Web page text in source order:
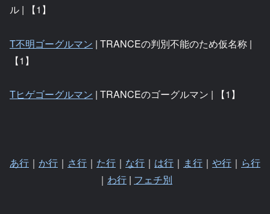
ル | 【1】
T不明ゴーグルマン | TRANCEの判別不能のため仮名称 |
【1】
Tヒゲゴーグルマン | TRANCEのゴーグルマン | 【1】
あ行 ｜ か行 ｜ さ行 ｜ た行 ｜ な行 ｜ は行 ｜ ま行 ｜ や行 ｜ ら行
｜ わ行 | フェチ別